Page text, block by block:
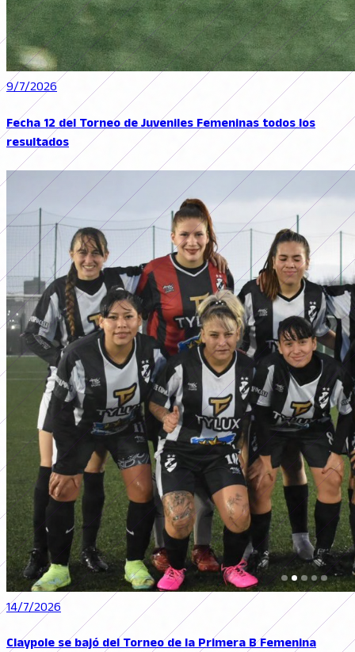
9/7/2026
Fecha 12 del Torneo de Juveniles Femeninas todos los
resultados
14/7/2026
Claypole se bajó del Torneo de la Primera B Femenina